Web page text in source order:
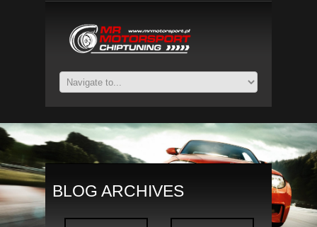
BLOG ARCHIVES